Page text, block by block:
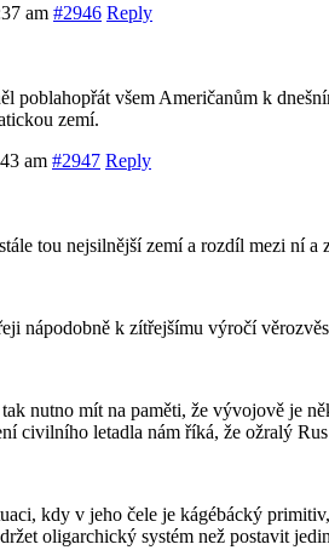
am #2946 Reply
poblahopřát všem Američanům k
zemí.
am #2947 Reply
tou nejsilnější zemí a rozdíl mezi ní a
nápodobně k zítřejšímu výročí
nutno mít na paměti, že vývojově je
civilního letadla nám říká, že ožralý
kdy v jeho čele je kágébácký
oligarchický systém než postavit